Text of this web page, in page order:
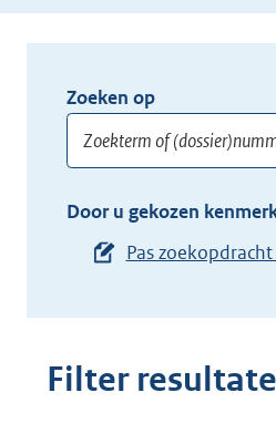
Opnieuw
zoeken:
Zoeken op
of
(dossier)nummer
hier
in
Door u gekozen
Pas
Filter